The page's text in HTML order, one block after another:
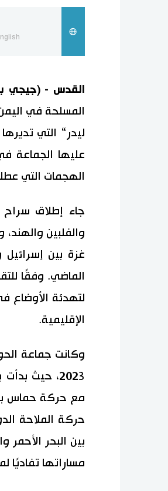
القدس - (جيجي
المسلحة في
ليدر“ التي
الهجمات التي
والفلبين
غزة بين
الماضي. وفقًا
لتهدئة الأوضاع
الإقليمية.
وكانت جماعة
2023، حيث
مع حركة حماس
حركة الملاحة
بين البحر
مساراتها تفاديًا